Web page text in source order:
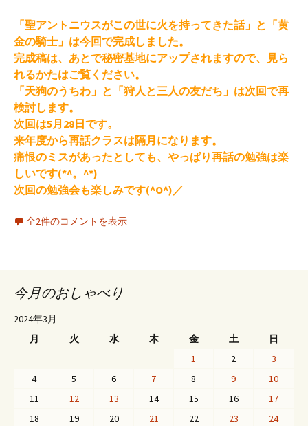
「聖アントニウスがこの世に火を持ってきた話」と「黄
金の騎士」は今回で完成しました。
完成稿は、あとで秘密基地にアップされますので、見ら
れるかたはご覧ください。
「天狗のうちわ」と「狩人と三人の友だち」は次回で再
検討します。
次回は5月28日です。
来年度から再話クラスは隔月になります。
痛恨のミスがあったとしても、やっぱり再話の勉強は楽
しいです(*^。^*)
次回の勉強会も楽しみです(^O^)／
全2件のコメントを表示
今月のおしゃべり
2024年3月
月
火 水 木 金 土 日
1 2
3
4
5 6 7 8 9
10
11
12 13 14 15 16
17
18
19 20 21 22 23
24